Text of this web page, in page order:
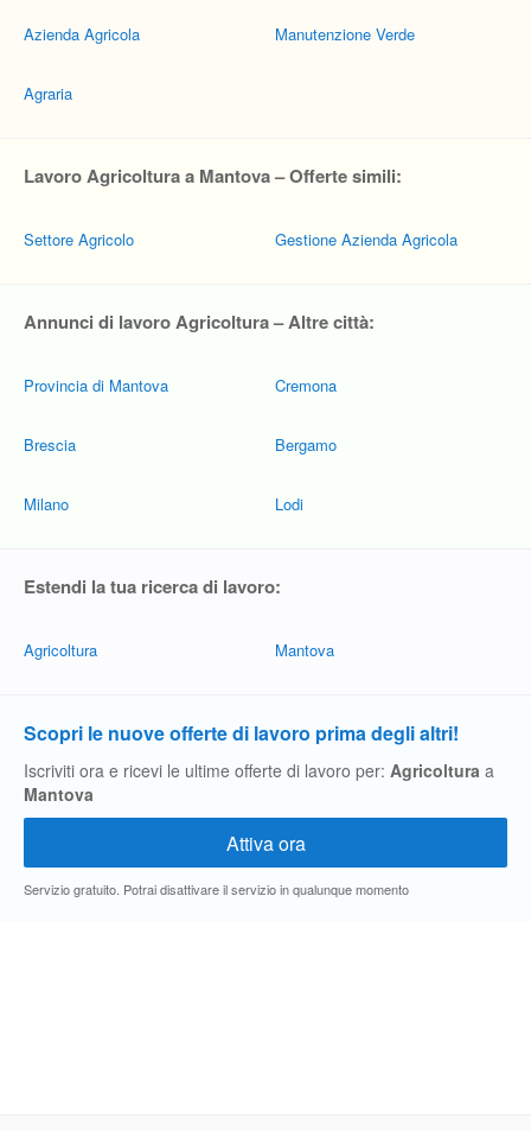
Azienda Agricola
Agraria
Manutenzione Verde
Lavoro Agricoltura a Mantova – Offerte simili:
Settore Agricolo Gestione Azienda Agricola
Annunci di lavoro Agricoltura – Altre città:
Provincia di Mantova
Brescia
Milano
Cremona
Bergamo
Lodi
Estendi la tua ricerca di lavoro:
Agricoltura Mantova
Scopri le nuove offerte di lavoro prima degli altri!
Iscriviti ora e ricevi le ultime offerte di lavoro per: Agricoltura a
Mantova
Servizio gratuito. Potrai disattivare il servizio in qualunque momento